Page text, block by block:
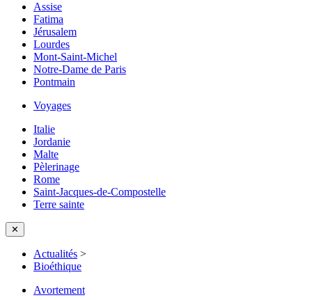
Assise
Fatima
Jérusalem
Lourdes
Mont-Saint-Michel
Notre-Dame de Paris
Pontmain
Voyages
Italie
Jordanie
Malte
Pèlerinage
Rome
Saint-Jacques-de-Compostelle
Terre sainte
✕
Actualités >
Bioéthique
Avortement